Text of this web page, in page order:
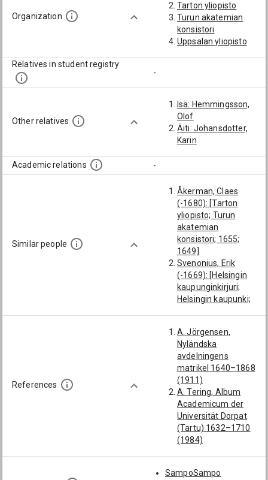
Organization
Tarton yliopisto
Turun akatemian
konsistori
Uppsalan yliopisto
Relatives in student registry
-
Other relatives
Isä: Hemmingsson,
Olof
Äiti: Johansdotter,
Karin
Academic relations -
Similar people
Åkerman, Claes
(-1680): [Tarton
yliopisto; Turun
akatemian
konsistori; 1655;
1649]
Svenonius, Erik
(-1669): [Helsingin
kaupunginkirjuri;
Helsingin kaupunki;
[Turun akatemian
konsistori]
Salander, Anders:
[Turun akatemian
konsistori]
Karl (Jonæ): [Turun
akatemian
konsistori; 1644]
Forschovius, Johan:
[Turun akatemian
konsistori]
References
A. Jörgensen,
Nyländska
avdelningens
matrikel 1640–1868
(1911)
A. Tering, Album
Academicum der
Universität Dorpat
(Tartu) 1632–1710
(1984)
nerikingar [...].
SampoSampo